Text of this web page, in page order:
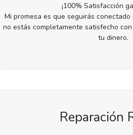
¡100% Satisfacción
Mi promesa es que seguirás
no estás completamente satisfecho
tu dinero.
Reparación